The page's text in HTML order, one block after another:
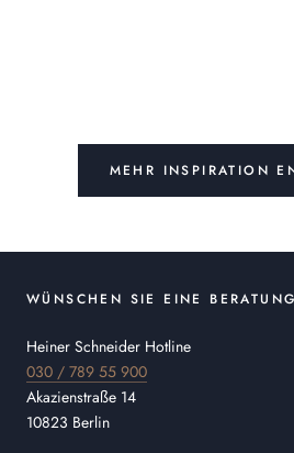
MEHR INSPIRATION
WÜNSCHEN SIE EINE
Heiner Schneider Hotline
030 / 789 55 900
Akazienstraße 14
10823 Berlin